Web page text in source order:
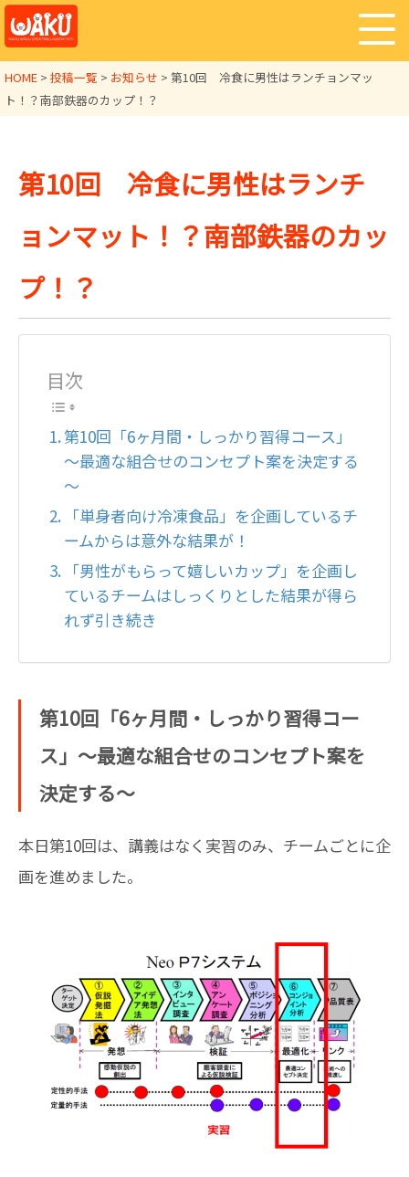
HOME > 投稿一覧 > お知らせ > 第10回 冷食に男性はランチョンマッ
ト！？南部鉄器のカップ！？
第10回 冷食に男性はランチ
ョンマット！？南部鉄器のカッ
プ！？
目次
第10回「6ヶ月間・しっかり習得コース」
～最適な組合せのコンセプト案を決定する
～
「単身者向け冷凍食品」を企画しているチ
ームからは意外な結果が！
「男性がもらって嬉しいカップ」を企画し
ているチームはしっくりとした結果が得ら
れず引き続き
第10回「6ヶ月間・しっかり習得コー
ス」～最適な組合せのコンセプト案を
決定する～
本日第10回は、講義はなく実習のみ、チームごとに企
画を進めました。